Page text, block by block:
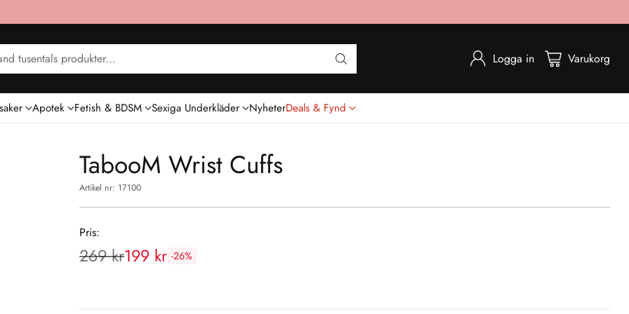
tusentals produkter... Logga in Varukorg
Apotek Fetish & BDSM Sexiga Underkläder NyheterDeals & Fynd
TabooM Wrist Cuffs
Artikel nr: 17100
Pris:
Rekommenderat
269 kr199 kr -26%